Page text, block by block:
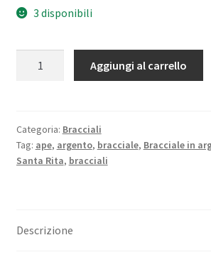
3 disponibili
ape
di
Santa
Aggiungi al carrello
Categoria: Bracciali
Tag: ape, argento, bracciale, Bracciale in
Santa Rita, bracciali
Descrizione